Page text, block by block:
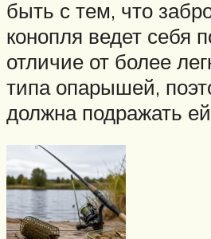
быть с тем, что
конопля ведет себя
отличие от более
типа опарышей,
должна подражать